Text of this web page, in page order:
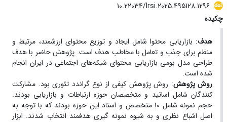
10.22034/lrsi.2025.495128.1296
چکیده
هدف: بازاریابی محتوا شامل ایجاد و توزیع محتوای ارزشمند، مرتبط و
منظم برای جذب و تعامل با مخاطب هدف است. پژوهش حاضر با هدف
طراحی مدل بومی بازاریابی محتوای شبکه‌های اجتماعی در ایران انجام
شده است.
روش پژوهش: روش پژوهش کیفی از نوع گراندد تئوری بود. مشارکت
کنندگان شامل اساتید و متخصصان حوزه ارتباطات و بازاریابی بودند.
حجم نمونه شامل 10 متخصص و استاد این حوزه بودند که با توجه به
اصل اشباع نظری و به شیوه نمونه گیری هدفمند انتخاب شدند. ابزار